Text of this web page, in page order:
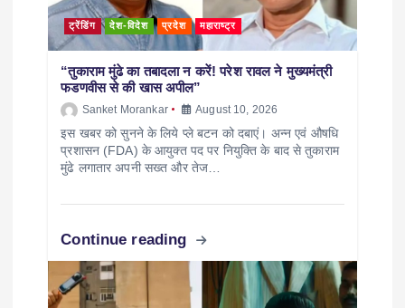
ट्रेंडिंग देश-विदेश प्रदेश महाराष्ट्र
“तुकाराम मुंढे का तबादला न करें! परेश रावल ने मुख्यमंत्री
फडणवीस से की खास अपील”
Sanket Morankar August 10, 2026
इस खबर को सुनने के लिये प्ले बटन को दबाएं। अन्न एवं औषधि
प्रशासन (FDA) के आयुक्त पद पर नियुक्ति के बाद से तुकाराम
मुंढे लगातार अपनी सख्त और तेज…
Continue reading